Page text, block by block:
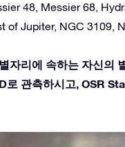
48, Messier 68,
of Jupiter, NGC 3109,
자리에 속하는 자신의
로 관측하시고, OSR